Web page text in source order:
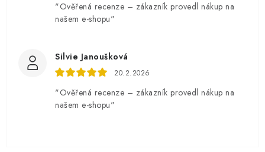
"Ověřená recenze – zákazník provedl nákup na
našem e-shopu"
Silvie Janoušková
20.2.2026
"Ověřená recenze – zákazník provedl nákup na
našem e-shopu"